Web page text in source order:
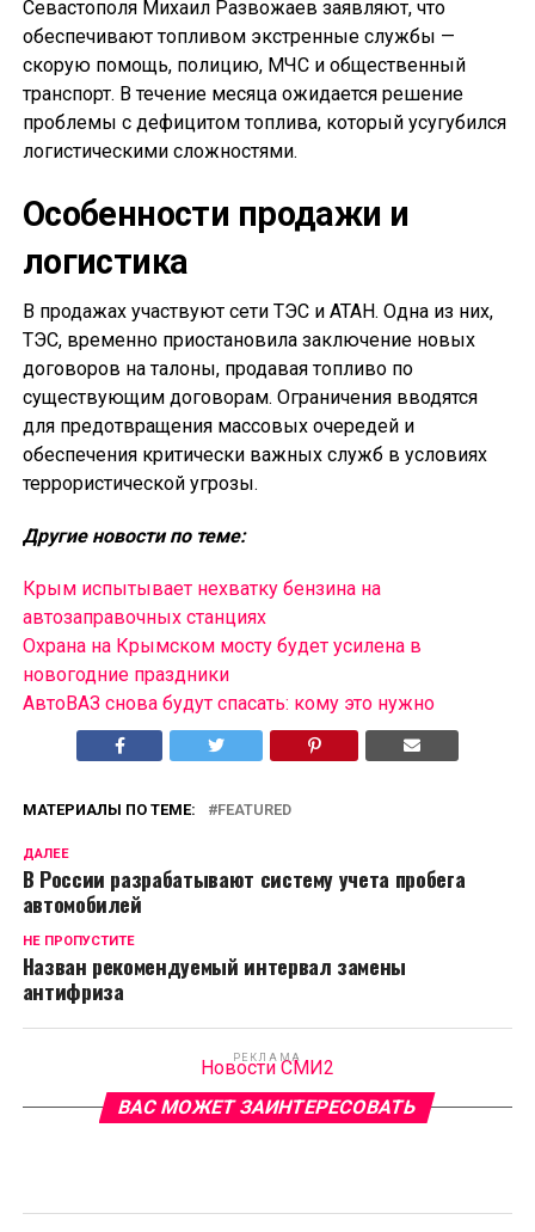
Севастополя Михаил Развожаев заявляют, что
обеспечивают топливом экстренные службы —
скорую помощь, полицию, МЧС и общественный
транспорт. В течение месяца ожидается решение
проблемы с дефицитом топлива, который усугубился
логистическими сложностями.
Особенности продажи и
логистика
В продажах участвуют сети ТЭС и АТАН. Одна из них,
ТЭС, временно приостановила заключение новых
договоров на талоны, продавая топливо по
существующим договорам. Ограничения вводятся
для предотвращения массовых очередей и
обеспечения критически важных служб в условиях
террористической угрозы.
Другие новости по теме:
Крым испытывает нехватку бензина на
автозаправочных станциях
Охрана на Крымском мосту будет усилена в
новогодние праздники
АвтоВАЗ снова будут спасать: кому это нужно
МАТЕРИАЛЫ ПО ТЕМЕ: FEATURED
ДАЛЕЕ
В России разрабатывают систему учета пробега
автомобилей
НЕ ПРОПУСТИТЕ
Назван рекомендуемый интервал замены
антифриза
РЕКЛАМА
Новости СМИ2
ВАС МОЖЕТ ЗАИНТЕРЕСОВАТЬ